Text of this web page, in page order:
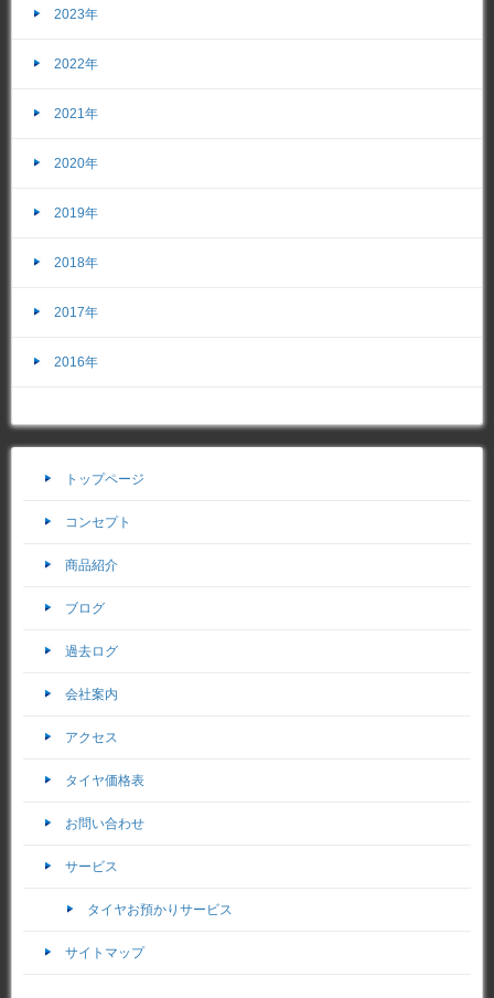
2023年
2022年
2021年
2020年
2019年
2018年
2017年
2016年
トップページ
コンセプト
商品紹介
ブログ
過去ログ
会社案内
アクセス
タイヤ価格表
お問い合わせ
サービス
タイヤお預かりサービス
サイトマップ